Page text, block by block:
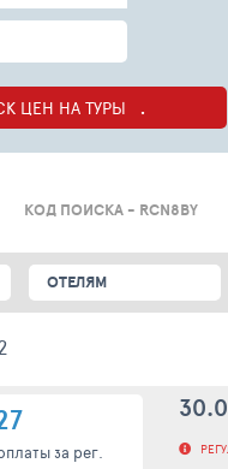
ЦЕН НА ТУРЫ
КОД ПОИСКА - RCN8BY
ОТЕЛЯМ
за рег.